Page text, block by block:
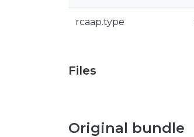
rcaap.type
Files
Original bundle